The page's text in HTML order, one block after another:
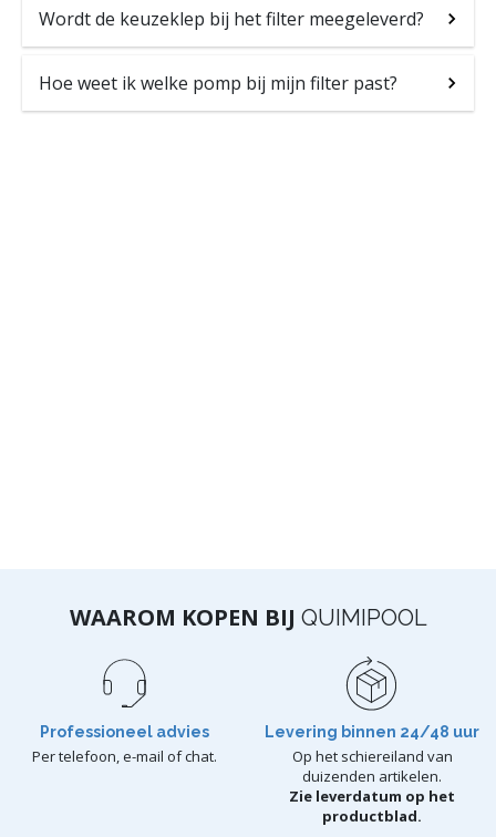
Wordt de keuzeklep bij het filter meegeleverd?
Hoe weet ik welke pomp bij mijn filter past?
WAAROM KOPEN BIJ QUIMIPOOL
Professioneel advies
Per telefoon, e-mail of chat.
Levering binnen 24/48 uur
Op het schiereiland van
duizenden artikelen.
Zie leverdatum op het
productblad.